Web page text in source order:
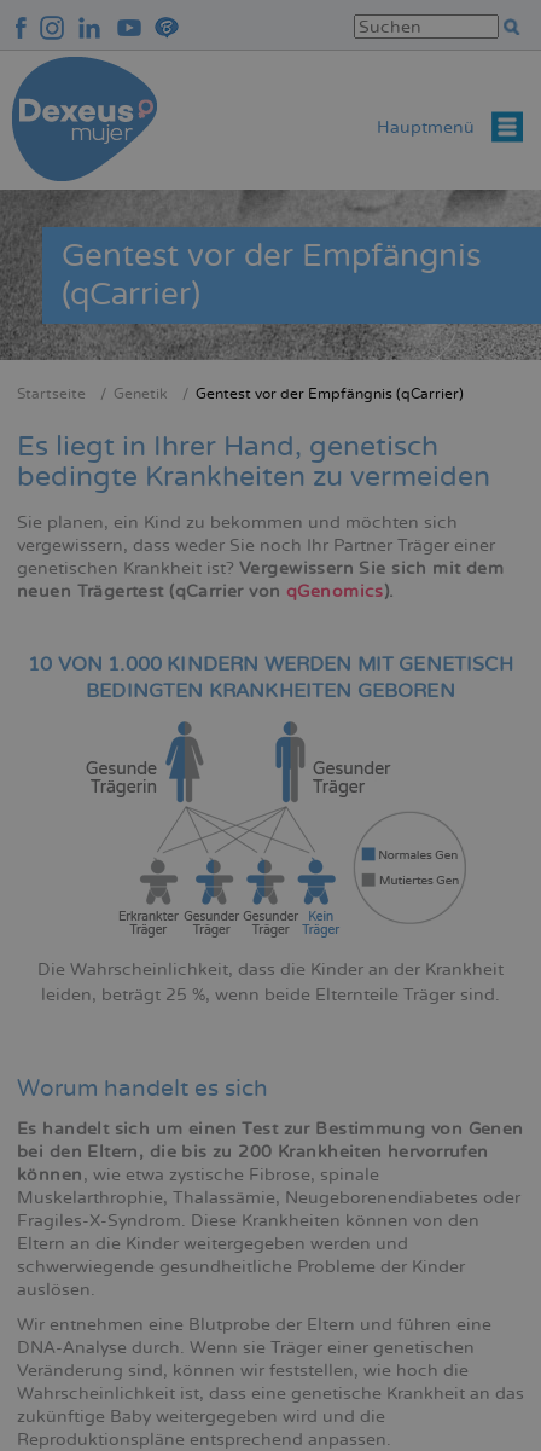
zum
Inhalt
Hauptmenü
Gentest vor der Empfängnis
(qCarrier)
Startseite Genetik Gentest vor der Empfängnis (qCarrier)
Es liegt in Ihrer Hand, genetisch
bedingte Krankheiten zu vermeiden
Sie planen, ein Kind zu bekommen und möchten sich
vergewissern, dass weder Sie noch Ihr Partner Träger einer
genetischen Krankheit ist? Vergewissern Sie sich mit dem
neuen Trägertest (qCarrier vonqGenomics).
10 VON 1.000 KINDERN WERDEN MIT GENETISCH
BEDINGTEN KRANKHEITEN GEBOREN
Die Wahrscheinlichkeit, dass die Kinder an der Krankheit
leiden, beträgt 25 %, wenn beide Elternteile Träger sind.
Worum handelt es sich
Es handelt sich um einen Test zur Bestimmung von Genen
bei den Eltern, die bis zu 200 Krankheiten hervorrufen
können, wie etwa zystische Fibrose, spinale
Muskelarthrophie, Thalassämie, Neugeborenendiabetes oder
Fragiles-X-Syndrom. Diese Krankheiten können von den
Eltern an die Kinder weitergegeben werden und
schwerwiegende gesundheitliche Probleme der Kinder
auslösen.
Wir entnehmen eine Blutprobe der Eltern und führen eine
DNA-Analyse durch. Wenn sie Träger einer genetischen
Veränderung sind, können wir feststellen, wie hoch die
Wahrscheinlichkeit ist, dass eine genetische Krankheit an das
zukünftige Baby weitergegeben wird und die
Reproduktionspläne entsprechend anpassen.